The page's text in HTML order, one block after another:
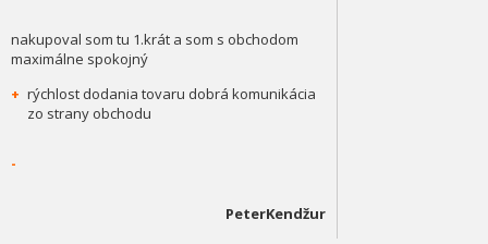
nakupoval som tu 1.krát a som s obchodom
maximálne spokojný
+ rýchlost dodania tovaru dobrá komunikácia
zo strany obchodu
-
PeterKendžur